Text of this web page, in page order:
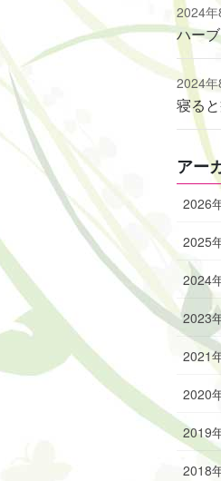
2024
ハー
2024
寝る
アー
2026
2025
2024
2023
2021
2020
2019
2018